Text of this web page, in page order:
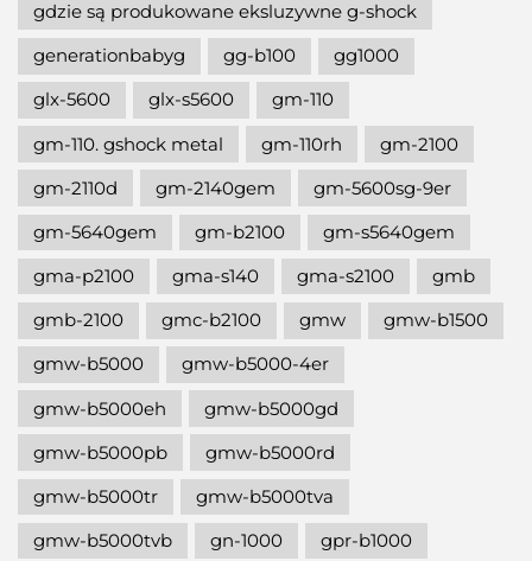
gdzie są produkowane eksluzywne g-shock
generationbabyg
gg-b100
gg1000
glx-5600
glx-s5600
gm-110
gm-110. gshock metal
gm-110rh
gm-2100
gm-2110d
gm-2140gem
gm-5600sg-9er
gm-5640gem
gm-b2100
gm-s5640gem
gma-p2100
gma-s140 gma-s2100
gmb
gmb-2100
gmc-b2100 gmw
gmw-b1500
gmw-b5000
gmw-b5000-4er
gmw-b5000eh
gmw-b5000gd
gmw-b5000pb
gmw-b5000rd
gmw-b5000tr
gmw-b5000tva
gmw-b5000tvb
gn-1000
gpr-b1000